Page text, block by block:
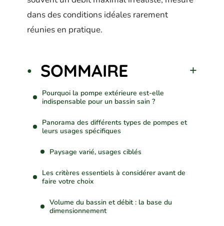
dans des conditions idéales rarement
réunies en pratique.
SOMMAIRE
Pourquoi la pompe extérieure est-elle
indispensable pour un bassin sain ?
Panorama des différents types de pompes et
leurs usages spécifiques
Paysage varié, usages ciblés
Les critères essentiels à considérer avant de
faire votre choix
Volume du bassin et débit : la base du
dimensionnement